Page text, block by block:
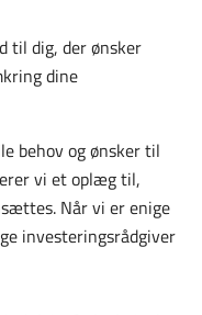
til dig, der ønsker
dine
behov og ønsker til
vi et oplæg til,
Når vi er enige
investeringsrådgiver